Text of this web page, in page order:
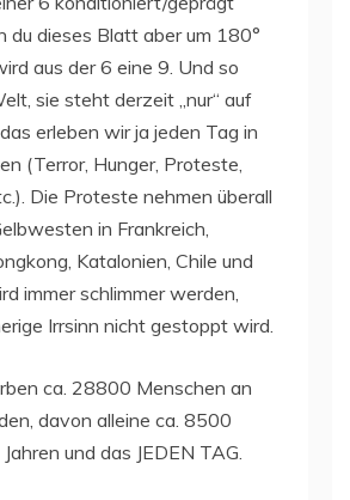
du dieses Blatt aber um 180°
aus der 6 eine 9. Und so
sie steht derzeit „nur“ auf
erleben wir ja jeden Tag in
(Terror, Hunger, Proteste,
Die Proteste nehmen überall
in Frankreich,
Katalonien, Chile und
immer schlimmer werden,
Irrsinn nicht gestoppt wird.
ca. 28800 Menschen an
davon alleine ca. 8500
und das JEDEN TAG.